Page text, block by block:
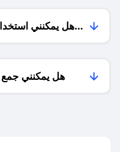
هل يمكنني
هل يمكنني